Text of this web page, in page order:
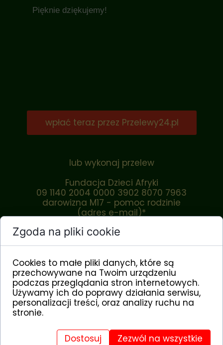
lub wykonaj przelew
Fundacja Dzieci Afryki
09 1140 2004 0000 3902 8070 7963
darowizna M17 - pomoc rodzinie
(adres e-mail)*
kod SWIFT: BREXPLPWMBK
*podając adres e-mail otrzymasz do końca
lutego wykaz wszystkich darowizn przekazanych
wpłać teraz przez Przelewy24.pl
Pięknie dziękujemy!
Zgoda na pliki cookie
Cookies to małe pliki danych, które są
przechowywane na Twoim urządzeniu
podczas przeglądania stron internetowych.
Używamy ich do poprawy działania serwisu,
personalizacji treści, oraz analizy ruchu na
stronie.
Dostosuj Zezwól na wszystkie